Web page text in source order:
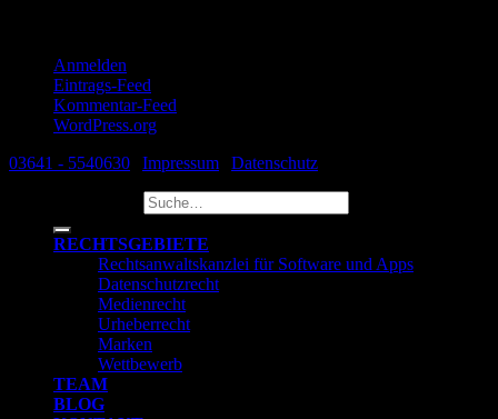
Anmelden
Eintrags-Feed
Kommentar-Feed
WordPress.org
03641 - 5540630
Impressum Datenschutz
RECHTSGEBIETE
Rechtsanwaltskanzlei für Software und Apps
Datenschutzrecht
Medienrecht
Urheberrecht
Marken
Wettbewerb
TEAM
BLOG